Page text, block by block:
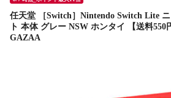
任天堂 ［Switch］Nintendo Switch Lite
ト 本体 グレー NSW ホンタイ 【送料
GAZAA